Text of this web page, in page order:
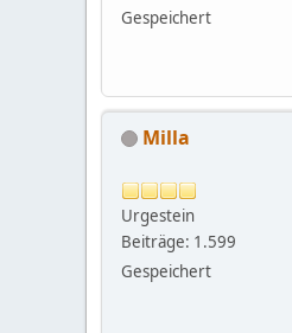
Gespeichert
Milla
Urgestein
Beiträge: 1.599
Gespeichert